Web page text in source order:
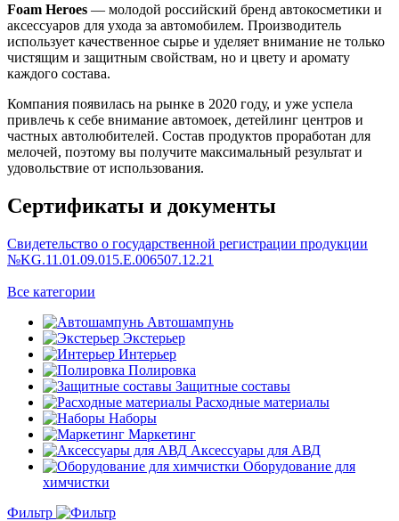
Foam Heroes — молодой российский бренд автокосметики и
аксессуаров для ухода за автомобилем. Производитель
использует качественное сырье и уделяет внимание не только
чистящим и защитным свойствам, но и цвету и аромату
каждого состава.
Компания появилась на рынке в 2020 году, и уже успела
привлечь к себе внимание автомоек, детейлинг центров и
частных автолюбителей. Состав продуктов проработан для
мелочей, поэтому вы получите максимальный результат и
удовольствие от использования.
Сертификаты и документы
Свидетельство о государственной регистрации продукции
№KG.11.01.09.015.E.006507.12.21
Все категории
Автошампунь
Экстерьер
Интерьер
Полировка
Защитные составы
Расходные материалы
Наборы
Маркетинг
Аксессуары для АВД
Оборудование для
химчистки
Фильтр